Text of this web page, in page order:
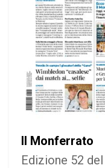
Il Monferrato
Edizione 52